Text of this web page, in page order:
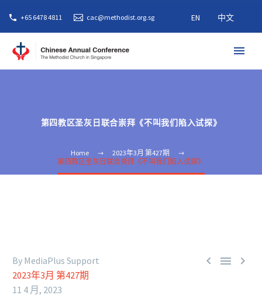
+65 6478 4811 cac@methodist.org.sg EN 中文
第四教区圣灰日联合崇拜《不叫我们陷入试探》
Home
2023年3月 第427期
第四教区圣灰日联合崇拜《不叫我们陷入试探》
  
By MediaPlus Support
2023年3月 第427期
11 4 月, 2023